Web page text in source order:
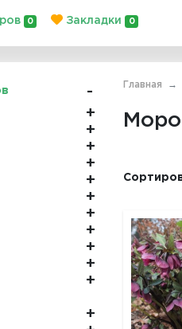
0 Закладки 0
Главная